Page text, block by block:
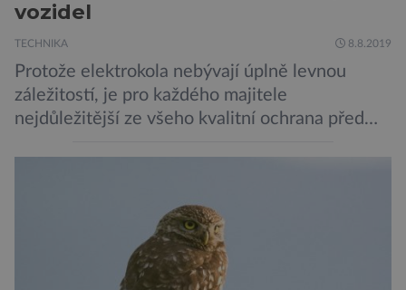
vozidel
TECHNIKA 8.8.2019
Protože elektrokola nebývají úplně levnou
záležitostí, je pro každého majitele
nejdůležitější ze všeho kvalitní ochrana před
Skutečně nepřehání? Pokud se podrobněji
podíváme na ochranu jejich elektrokol
Electrified S2 a X2, pak je […]